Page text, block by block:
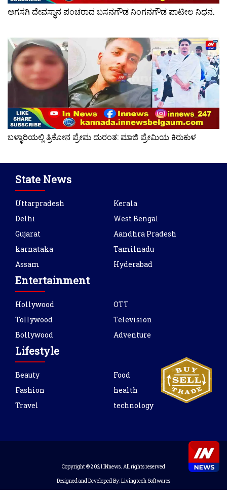
ಅಗಸಗಿ ದೇವಸ್ಥಾನ ಪಂಚರಾದ ಬಸನಗೌಡ ನಿಂಗನಗೌಡ ಪಾಟೀಲ ನಿಧನ.
ಬಳ್ಳಾರಿಯಲ್ಲಿ ತ್ರಿಕೋನ ಪ್ರೇಮ ದುರಂತ: ಮಾಜಿ ಪ್ರೇಮಿಯ ಕಿರುಕುಳ
State News
Uttarpradesh
Delhi
Gujarat
karnataka
Assam
Kerala
West Bengal
Aandhra Pradesh
Tamilnadu
Hyderabad
Entertainment
Hollywood
Tollywood
Bollywood
OTT
Television
Adventure
Lifestyle
Beauty
Fashion
Travel
Food
health
technology
Copyright © 2021 INnews. All rights reserved
Designed and Developed By:Livingtech Softwares